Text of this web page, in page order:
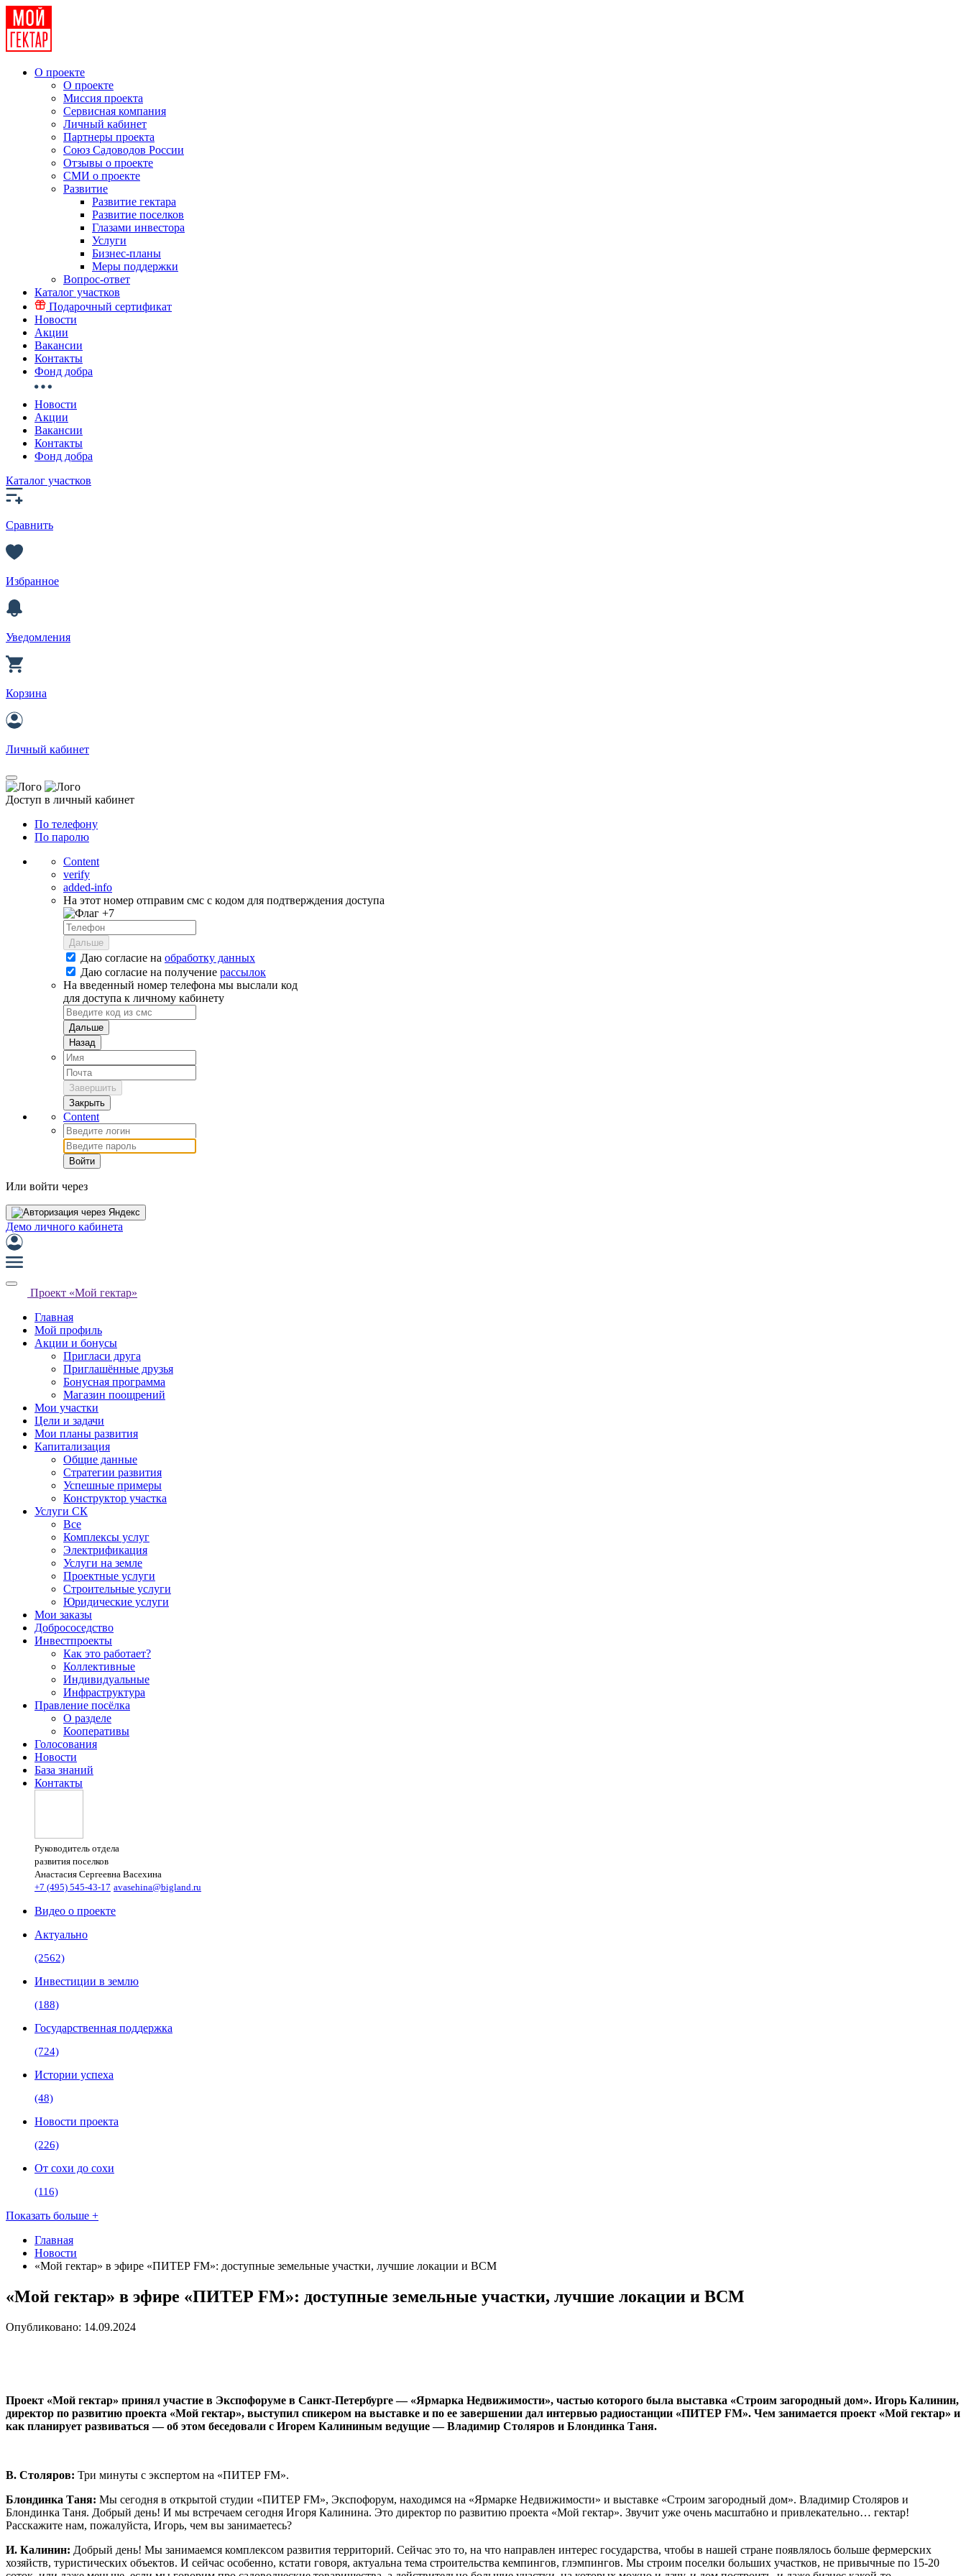
О проекте
О проекте
Миссия проекта
Сервисная компания
Личный кабинет
Партнеры проекта
Союз Садоводов России
Отзывы о проекте
СМИ о проекте
Развитие
Развитие гектара
Развитие поселков
Глазами инвестора
Услуги
Бизнес-планы
Меры поддержки
Вопрос-ответ
Каталог участков
Подарочный сертификат
Новости
Акции
Вакансии
Контакты
Фонд добра
Новости
Акции
Вакансии
Контакты
Фонд добра
Каталог участков
Сравнить
Избранное
Уведомления
Корзина
Личный кабинет
Доступ в личный кабинет
По телефону
По паролю
Content
verify
added-info
На этот номер отправим смс с кодом для подтверждения доступа
+7
Дальше
Даю согласие на обработку данных
Даю согласие на получение рассылок
На введенный номер телефона мы выслали код
для доступа к личному кабинету
Дальше
Назад
Завершить
Закрыть
Content
Войти
Или войти через
Демо личного кабинета
Проект «Мой гектар»
Главная
Мой профиль
Акции и бонусы
Пригласи друга
Приглашённые друзья
Бонусная программа
Магазин поощрений
Мои участки
Цели и задачи
Мои планы развития
Капитализация
Общие данные
Стратегии развития
Успешные примеры
Конструктор участка
Услуги СК
Все
Комплексы услуг
Электрификация
Услуги на земле
Проектные услуги
Строительные услуги
Юридические услуги
Мои заказы
Добрососедство
Инвестпроекты
Как это работает?
Коллективные
Индивидуальные
Инфраструктура
Правление посёлка
О разделе
Кооперативы
Голосования
Новости
База знаний
Контакты
Руководитель отдела
развития поселков
Анастасия Сергеевна Васехина
+7 (495) 545-43-17 avasehina@bigland.ru
Видео о проекте
Актуально
(2562)
Инвестиции в землю
(188)
Государственная поддержка
(724)
Истории успеха
(48)
Новости проекта
(226)
От сохи до сохи
(116)
Показать больше +
Главная
Новости
«Мой гектар» в эфире «ПИТЕР FM»: доступные земельные участки, лучшие локации и ВСМ
«Мой гектар» в эфире «ПИТЕР FM»: доступные земельные участки, лучшие локации и ВСМ
Опубликовано: 14.09.2024
Проект «Мой гектар» принял участие в Экспофоруме в Санкт-Петербурге — «Ярмарка Недвижимости», частью которого была выставка «Строим загородный дом». Игорь Калинин,
директор по развитию проекта «Мой гектар», выступил спикером на выставке и по ее завершении дал интервью радиостанции «ПИТЕР FM». Чем занимается проект «Мой гектар» и
как планирует развиваться — об этом беседовали с Игорем Калининым ведущие — Владимир Столяров и Блондинка Таня.
В. Столяров: Три минуты с экспертом на «ПИТЕР FM».
Блондинка Таня: Мы сегодня в открытой студии «ПИТЕР FM», Экспофорум, находимся на «Ярмарке Недвижимости» и выставке «Строим загородный дом». Владимир Столяров и
Блондинка Таня. Добрый день! И мы встречаем сегодня Игоря Калинина. Это директор по развитию проекта «Мой гектар». Звучит уже очень масштабно и привлекательно… гектар!
Расскажите нам, пожалуйста, Игорь, чем вы занимаетесь?
И. Калинин: Добрый день! Мы занимаемся комплексом развития территорий. Сейчас это то, на что направлен интерес государства, чтобы в нашей стране появлялось больше фермерских
хозяйств, туристических объектов. И сейчас особенно, кстати говоря, актуальна тема строительства кемпингов, глэмпингов. Мы строим поселки больших участков, не привычные по 15-20